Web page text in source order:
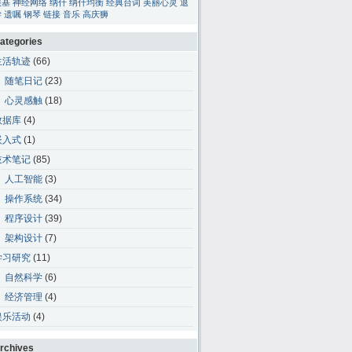
基 神经网络 纳什 纳什均衡 经典台词 美丽心灵 退
遗嘱 钢琴 链接 音乐 高庆狮
活轨迹 (66)
随笔日记 (23)
心灵感触 (18)
据库 (4)
入式 (1)
术笔记 (85)
人工智能 (3)
操作系统 (34)
程序设计 (39)
架构设计 (7)
习研究 (11)
自然科学 (6)
经济管理 (4)
乐活动 (4)